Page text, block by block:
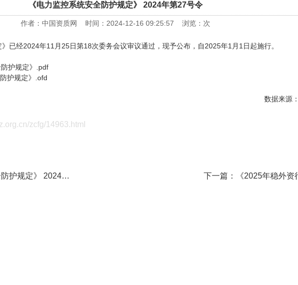
《电力监控系统安全防护规定》 2024年第27号令
作者：中国资质网 时间：2024-12-16 09:25:57 浏览： 次
经2024年11月25日第18次委务会议审议通过，现予公布，自2025年1月1日起施行。
防护规定》.pdf
护规定》.ofd
数据来源
zcfg/14963.html
定》 2024年第27号令 下一篇： 《2025年稳外资